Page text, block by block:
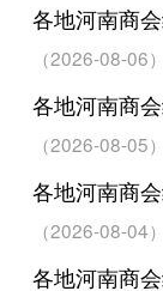
各地河南商
（2026-08-06）
各地河南商
（2026-08-05）
各地河南商
（2026-08-04）
各地河南商